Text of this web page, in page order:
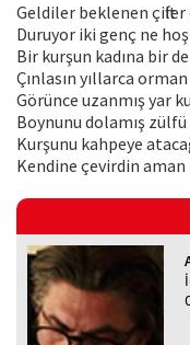
Geldiler beklenen
Duruyor iki genç ne
Bir kurşun kadına bir
Çınlasın yıllarca
Görünce uzanmış yar
Boynunu dolamış zülfü
Kurşunu kahpeye
Kendine çevirdin aman